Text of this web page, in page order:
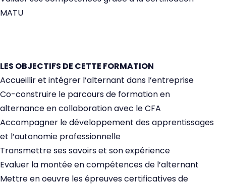
MATU
LES OBJECTIFS DE CETTE FORMATION
Accueillir et intégrer l’alternant dans l’entreprise
Co-construire le parcours de formation en
alternance en collaboration avec le CFA
Accompagner le développement des apprentissages
et l’autonomie professionnelle
Transmettre ses savoirs et son expérience
Evaluer la montée en compétences de l’alternant
Mettre en oeuvre les épreuves certificatives de